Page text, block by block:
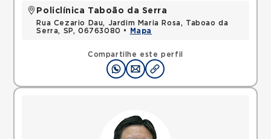
Compartilhe este perfil
Policlínica Taboão da Serra
Rua Cezario Dau, Jardim Maria Rosa, Taboao da
Serra, SP, 06763080 •
Mapa